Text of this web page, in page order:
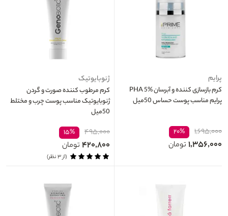
پرایم
کرم بازسازی کننده و آبرسان PHA 5%
پرایم مناسب پوست حساس 50میل
۱,۶۹۵,۰۰۰ ۲۰%
۱,۳۵۶,۰۰۰ تومان
ژنوبایوتیک
کرم مرطوب کننده صورت و گردن
ژنوبایوتیک مناسب پوست چرب و مختلط
50میل
۴۹۵,۰۰۰ ۱۵%
۴۲۰,۸۰۰ تومان
(از ۳ نظر)